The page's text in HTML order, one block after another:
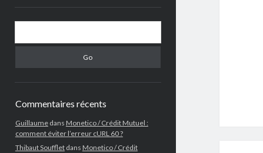
Commentaires récents
Guillaumedans Monetico / Crédit Mutuel :
comment éviter l’erreur cURL 60 ?
Thibaut Souffletdans Monetico / Crédit